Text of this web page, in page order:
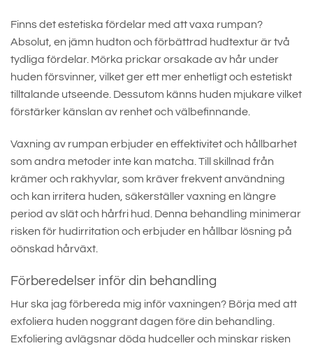
Finns det estetiska fördelar med att vaxa rumpan?
Absolut, en jämn hudton och förbättrad hudtextur är två
tydliga fördelar. Mörka prickar orsakade av hår under
huden försvinner, vilket ger ett mer enhetligt och estetiskt
tilltalande utseende. Dessutom känns huden mjukare vilket
förstärker känslan av renhet och välbefinnande.
Vaxning av rumpan erbjuder en effektivitet och hållbarhet
som andra metoder inte kan matcha. Till skillnad från
krämer och rakhyvlar, som kräver frekvent användning
och kan irritera huden, säkerställer vaxning en längre
period av slät och hårfri hud. Denna behandling minimerar
risken för hudirritation och erbjuder en hållbar lösning på
oönskad hårväxt.
Förberedelser inför din behandling
Hur ska jag förbereda mig inför vaxningen? Börja med att
exfoliera huden noggrant dagen före din behandling.
Exfoliering avlägsnar döda hudceller och minskar risken